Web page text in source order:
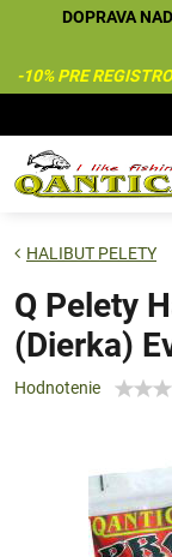
DOPRAVA
-10% PRE
HALIBUT PELETY
Q Pelety
(Dierka)
Hodnotenie